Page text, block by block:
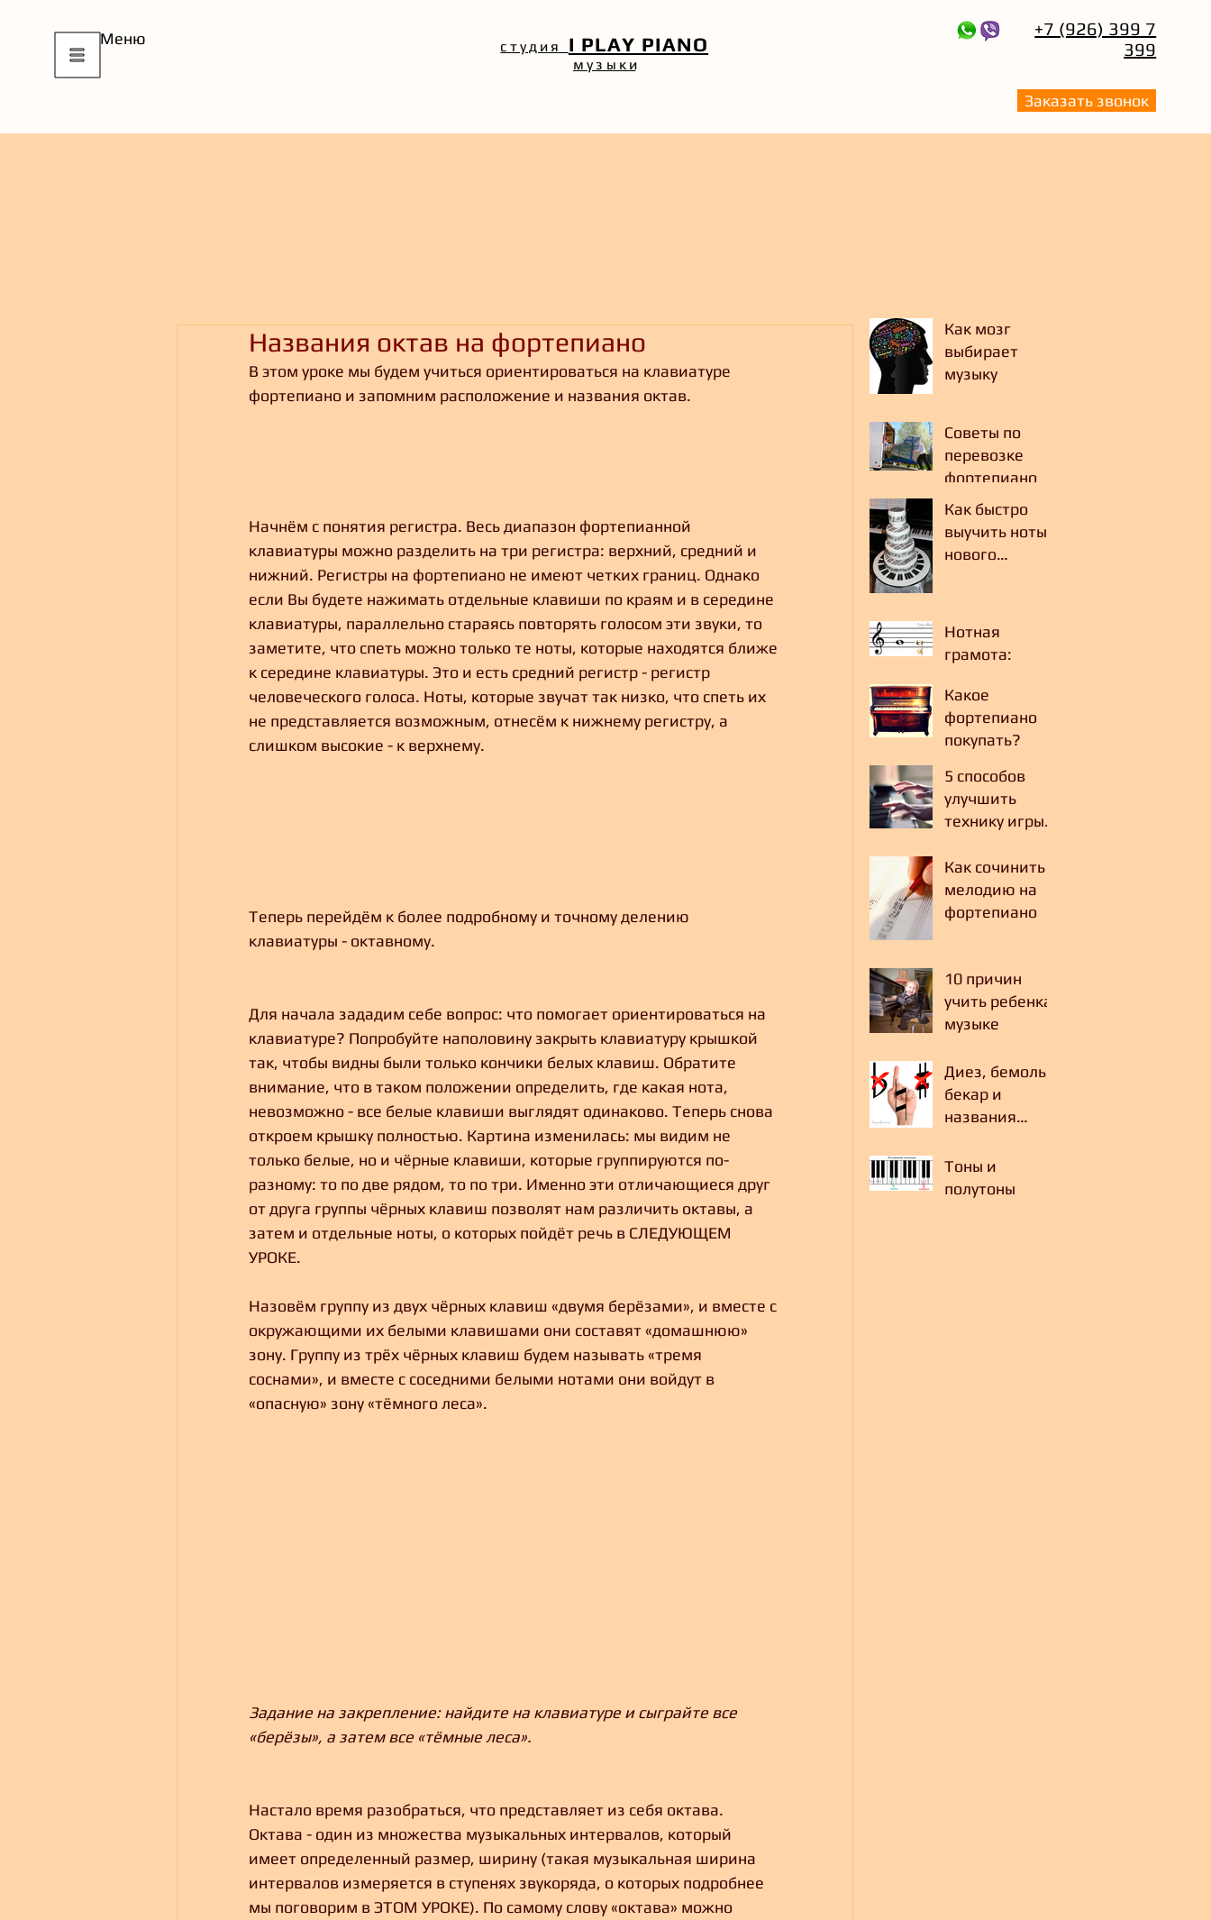
Меню студия I PLAY PIANO
музык и
+7 (926) 399 7
399
Заказать звонок
Названия октав на фортепиано
В этом уроке мы будем учиться ориентироваться на клавиатуре
фортепиано и запомним расположение и названия октав.
Начнём с понятия регистра. Весь диапазон фортепианной
клавиатуры можно разделить на три регистра: верхний, средний и
нижний. Регистры на фортепиано не имеют четких границ. Однако
если Вы будете нажимать отдельные клавиши по краям и в середине
клавиатуры, параллельно стараясь повторять голосом эти звуки, то
заметите, что спеть можно только те ноты, которые находятся ближе
к середине клавиатуры. Это и есть средний регистр - регистр
человеческого голоса. Ноты, которые звучат так низко, что спеть их
не представляется возможным, отнесём к нижнему регистру, а
слишком высокие - к верхнему.
Теперь перейдём к более подробному и точному делению
клавиатуры - октавному.
Для начала зададим себе вопрос: что помогает ориентироваться на
клавиатуре? Попробуйте наполовину закрыть клавиатуру крышкой
так, чтобы видны были только кончики белых клавиш. Обратите
внимание, что в таком положении определить, где какая нота,
невозможно - все белые клавиши выглядят одинаково. Теперь снова
откроем крышку полностью. Картина изменилась: мы видим не
только белые, но и чёрные клавиши, которые группируются по-
разному: то по две рядом, то по три. Именно эти отличающиеся друг
от друга группы чёрных клавиш позволят нам различить октавы, а
затем и отдельные ноты, о которых пойдёт речь в СЛЕДУЮЩЕМ
УРОКЕ.
Назовём группу из двух чёрных клавиш «двумя берёзами», и вместе с
окружающими их белыми клавишами они составят «домашнюю»
зону. Группу из трёх чёрных клавиш будем называть «тремя
соснами», и вместе с соседними белыми нотами они войдут в
«опасную» зону «тёмного леса».
Задание на закрепление: найдите на клавиатуре и сыграйте все
«берёзы», а затем все «тёмные леса».
Настало время разобраться, что представляет из себя октава.
Октава - один из множества музыкальных интервалов, который
имеет определенный размер, ширину (такая музыкальная ширина
интервалов измеряется в ступенях звукоряда, о которых подробнее
мы поговорим в ЭТОМ УРОКЕ). По самому слову «октава» можно
Как мозг
выбирает
музыку
Советы по
перевозке
фортепиано
Как быстро
выучить ноты
нового
Нотная
грамота:
читаем ноты
Какое
фортепиано
покупать?
5 способов
улучшить
технику игры
фортепиано
Как сочинить
мелодию на
фортепиано
10 причин
учить ребенка
музыке
Диез, бемоль,
бекар и
названия
клавиш
фортепиано
Тоны и
полутоны